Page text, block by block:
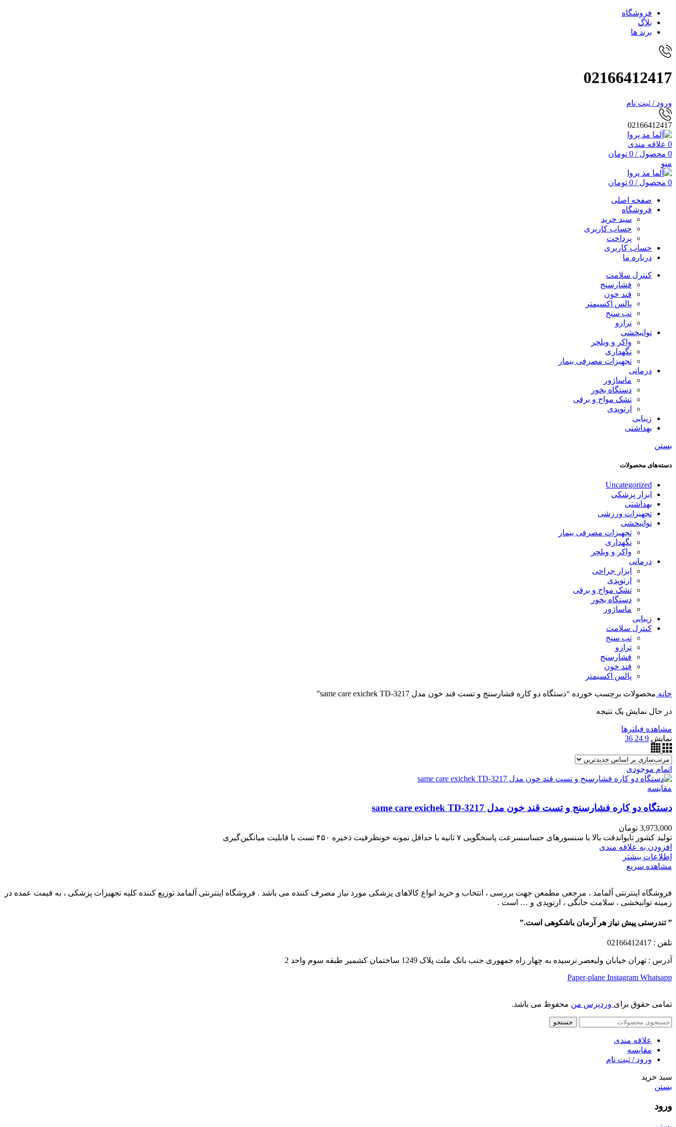
فروشگاه
بلاگ
برند ها
02166412417
ورود / ثبت نام
02166412417
0 علاقه مندی
0 محصول /
0 تومان
منو
0 محصول /
0 تومان
صفحه اصلی
فروشگاه
سبد خرید
حساب کاربری
پرداخت
حساب کاربری
درباره ما
کنترل سلامت
فشارسنج
قند خون
پالس اکسیمتر
تب سنج
ترازو
توانبخشی
واکر و ویلچر
نگهداری
تجهیزات مصرفی بیمار
درمانی
ماساژور
دستگاه بخور
تشک مواج و برقی
ارتوپدی
زیبایی
بهداشتی
بستن
دسته‌های محصولات
Uncategorized
ابزار پزشکی
بهداشتی
تجهیزات ورزشی
توانبخشی
تجهیزات مصرفی بیمار
نگهداری
واکر و ویلچر
درمانی
ابزار جراحی
ارتوپدی
تشک مواج و برقی
دستگاه بخور
ماساژور
زیبایی
کنترل سلامت
تب سنج
ترازو
فشارسنج
قند خون
پالس اکسیمتر
خانه محصولات برچسب خورده “دستگاه دو کاره فشارسنج و تست قند خون مدل same care exichek TD-3217”
در حال نمایش یک نتیجه
مشاهده فیلترها
نمایش 9
24
36
اتمام موجودی
مقایسه
دستگاه دو کاره فشارسنج و تست قند خون مدل same care exichek TD-3217
3,973,000 تومان
تولید کشور تایواندقت بالا با سنسورهای حساسسرعت پاسخگویی ۷ ثانیه با حداقل نمونه خونظرفیت ذخیره ۴۵۰ تست با قابلیت میانگین‌گیری
افزودن به علاقه مندی
اطلاعات بیشتر
مشاهده سریع
فروشگاه اینترنتی آلمامد ، مرجعی مطمعن جهت بررسی ، انتخاب و خرید انواع کالاهای پزشکی مورد نیاز مصرف کننده می باشد . فروشگاه اینترنتی آلمامد توزیع کننده کلیه تجهیزات پزشکی ، به قیمت عمده در
زمینه توانبخشی ، سلامت خانگی ، ارتوپدی و … است .
” تندرستی پیش نیاز هر آرمان باشکوهی است.”
تلفن : 02166412417
آدرس : تهران خیابان ولیعصر نرسیده به چهار راه جمهوری جنب بانک ملت پلاک 1249 ساختمان کشمیر طبقه سوم واحد 2
Paper-plane Instagram Whatsapp
تمامی حقوق برای وردپرس من محفوظ می باشد.
جستجو
علاقه مندی
مقایسه
ورود / ثبت نام
سبد خرید
بستن
ورود